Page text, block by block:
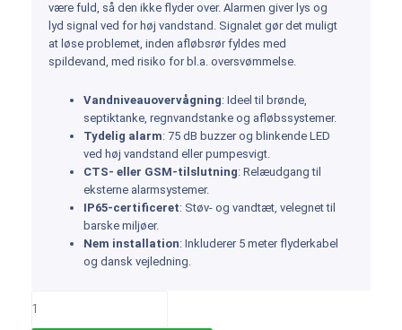
være fuld, så den ikke flyder over. Alarmen giver lys og
lyd signal ved for høj vandstand. Signalet gør det muligt
at løse problemet, inden afløbsrør fyldes med
spildevand, med risiko for bl.a. oversvømmelse.
Vandniveauovervågning: Ideel til brønde,
septiktanke, regnvandstanke og afløbssystemer.
Tydelig alarm: 75 dB buzzer og blinkende LED
ved høj vandstand eller pumpesvigt.
CTS- eller GSM-tilslutning: Relæudgang til
eksterne alarmsystemer.
IP65-certificeret: Støv- og vandtæt, velegnet til
barske miljøer.
Nem installation: Inkluderer 5 meter flyderkabel
og dansk vejledning.